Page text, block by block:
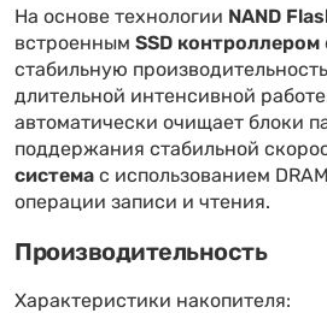
На основе технологии NAND
встроенным SSD контроллером
стабильную
длительной интенсивной
автоматически очищает блоки
поддержания стабильной
системас использованием
операции записи и чтения.
Производительность
Характеристики накопителя: